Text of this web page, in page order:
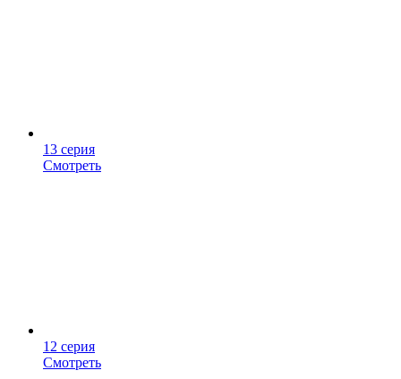
13 серия
Смотреть
12 серия
Смотреть